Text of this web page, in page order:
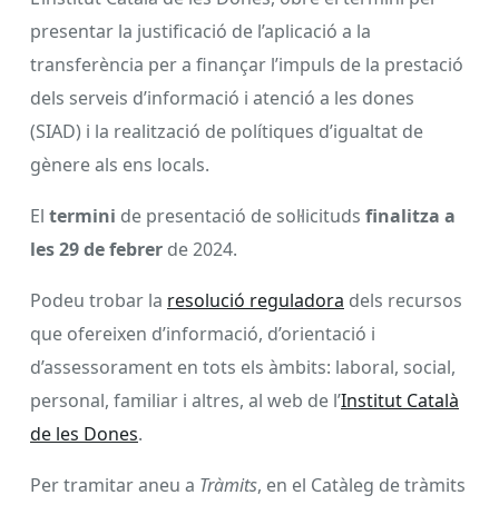
presentar la justificació de l’aplicació a la
transferència per a finançar l’impuls de la prestació
dels serveis d’informació i atenció a les dones
(SIAD) i la realització de polítiques d’igualtat de
gènere als ens locals.
El termini de presentació de sol·licituds finalitza a
les 29 de febrer de 2024.
Podeu trobar la resolució reguladora dels recursos
que ofereixen d’informació, d’orientació i
d’assessorament en tots els àmbits: laboral, social,
personal, familiar i altres, al web de l’Institut Català
de les Dones.
Per tramitar aneu a Tràmits, en el Catàleg de tràmits